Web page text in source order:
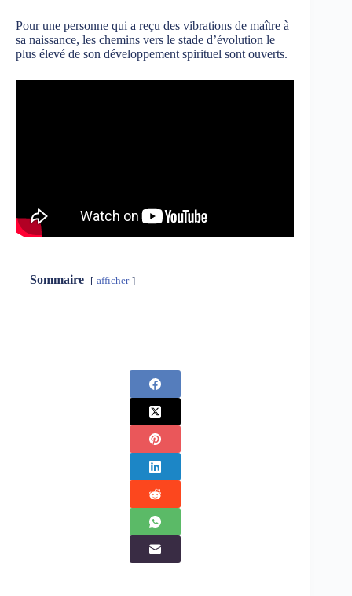
Pour une personne qui a reçu des vibrations de maître à
sa naissance, les chemins vers le stade d’évolution le
plus élevé de son développement spirituel sont ouverts.
Sommaire afficher